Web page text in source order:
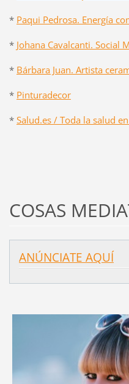
* Paqui Pedrosa. Energía
* Johana Cavalcanti. Social
* Bárbara Juan. Artista
* Pinturadecor
* Salud.es / Toda la salud
COSAS
ANÚNCIATE AQUÍ